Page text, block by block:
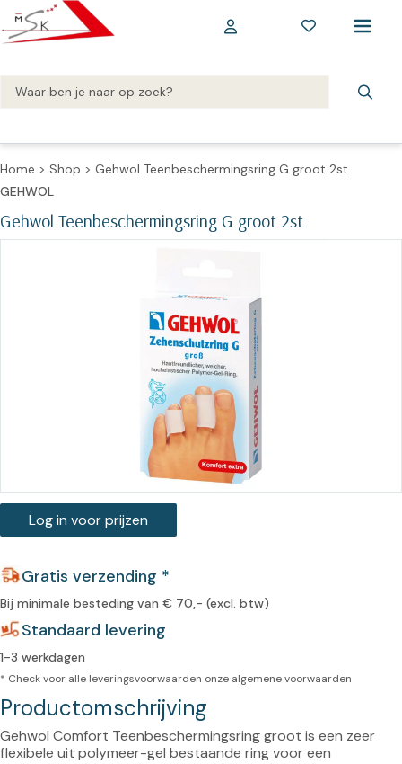
Home > Shop > Gehwol Teenbeschermingsring G groot 2st
Gehwol Teenbeschermingsring G groot 2st
GEHWOL
Log in voor prijzen
Gratis verzending *
Bij minimale besteding van € 70,- (excl. btw)
Standaard levering
1-3 werkdagen
* Check voor alle leveringsvoorwaarden onze algemene voorwaarden
Productomschrijving
Gehwol Comfort Teenbeschermingsring groot is een zeer
flexibele uit polymeer-gel bestaande ring voor een